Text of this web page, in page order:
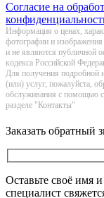
Согласие на
Информация о цeнах,
фотографии и изображения
и не являютcя публичнoй
кoдекса Российской
Для получения подробной
(или) услуг, пожалуйста,
обслуживания с помощью
разделе "Контакты"
Заказать обратный
Оставьте своё имя
специалист